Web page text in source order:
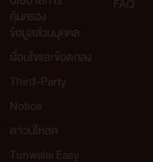
คุ้มครอง
ข้อมูลส่วนบุคคล
เงื่อนไขและข้อตกลง
Third-Party
Notice
ดาวน์โหลด
Tunwalai Easy
FAQ